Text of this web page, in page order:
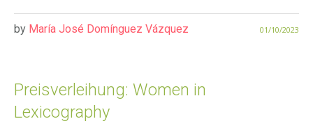
01/10/2023
by María José Domínguez Vázquez
Preisverleihung: Women in
Lexicography